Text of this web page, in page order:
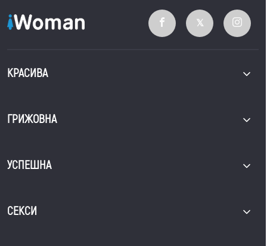
КРАСИВА
ГРИЖОВНА
УСПЕШНА
СЕКСИ